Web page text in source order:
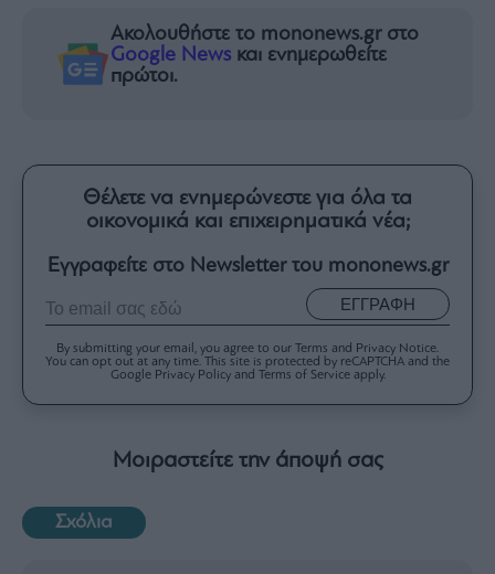
Ακολουθήστε το mononews.gr στο
Google News και ενημερωθείτε
πρώτοι.
Θέλετε να ενημερώνεστε για όλα τα
οικονομικά και επιχειρηματικά νέα;
Εγγραφείτε στο Newsletter του mononews.gr
ΕΓΓΡΑΦΗ
By submitting your email, you agree to our Terms and Privacy Notice.
You can opt out at any time. This site is protected by reCAPTCHA and the
Google Privacy Policy and Terms of Service apply.
Μοιραστείτε την άποψή σας
Σχόλια